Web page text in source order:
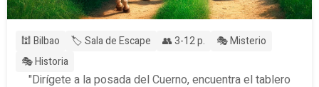
🕍 Bilbao 🏷️ Sala de Escape 👥 3-12 p.
🎭 Misterio
🎭 Historia
"Dirígete a la posada del Cuerno, encuentra el tablero